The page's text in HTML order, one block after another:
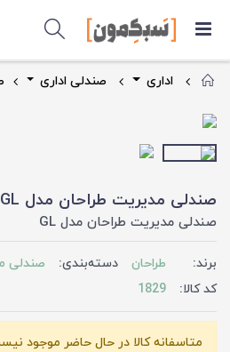
اداری صندلی اداری
صندلی مدیریت طراحان مدل GL
صندلی مدیریت طراحان مدل GL
برند: طراحان دسته‌بندی:
صندلی
کد کالا:
1829
متاسفانه کالا در حال حاضر موجود